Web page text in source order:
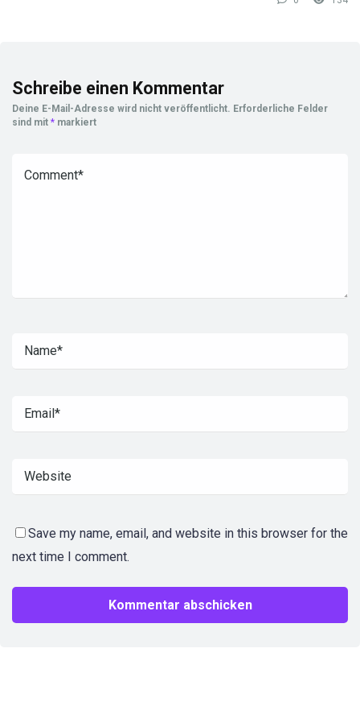
Schreibe einen Kommentar
Deine E-Mail-Adresse wird nicht veröffentlicht. Erforderliche Felder
sind mit * markiert
Save my name, email, and website in this browser for the
next time I comment.